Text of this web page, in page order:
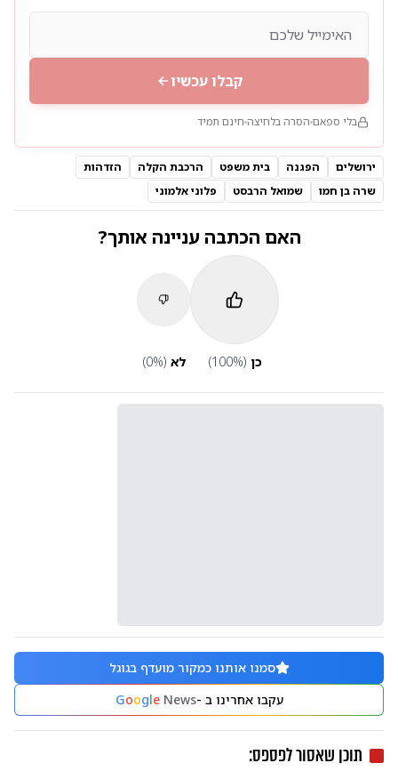
קבלו עכשיו
בלי ספאם הסרה בלחיצה חינם תמיד
ירושלים הפגנה בית משפט הרכבת הקלה
הזדהות
שרה בן חמו
שמואל הרבסט פלוני אלמוני
האם הכתבה עניינה אותך?
כן (
100%) לא (
0%)
סמנו אותנו כמקור מועדף בגוגל
עקבו אחרינו ב -
GoogleNews
תוכן שאסור לפספס: